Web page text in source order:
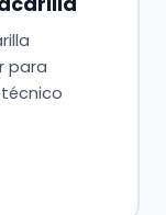
para
técnico